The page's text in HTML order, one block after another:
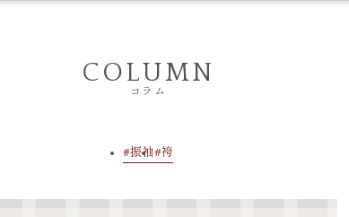
COLUMN
コラム
振袖 袴